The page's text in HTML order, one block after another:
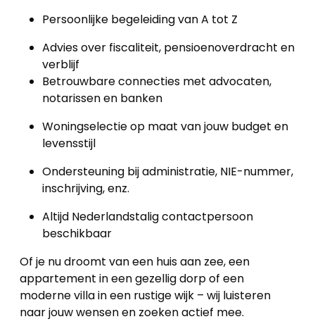
Persoonlijke begeleiding van A tot Z
Advies over fiscaliteit, pensioenoverdracht en
verblijf
Betrouwbare connecties met advocaten,
notarissen en banken
Woningselectie op maat van jouw budget en
levensstijl
Ondersteuning bij administratie, NIE-nummer,
inschrijving, enz.
Altijd Nederlandstalig contactpersoon
beschikbaar
Of je nu droomt van een huis aan zee, een
appartement in een gezellig dorp of een
moderne villa in een rustige wijk – wij luisteren
naar jouw wensen en zoeken actief mee.